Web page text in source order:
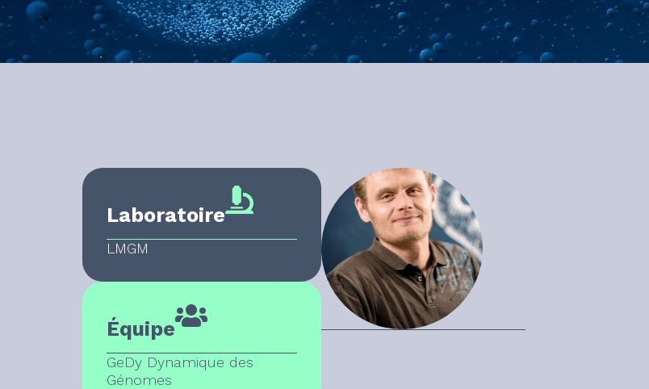
Laboratoire
LMGM
Équipe
GeDy Dynamique des
Génomes